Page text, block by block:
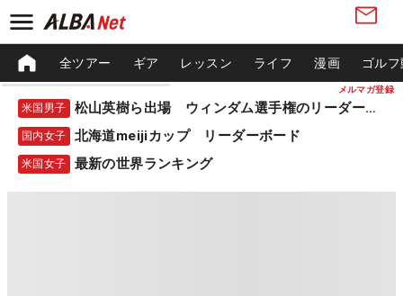
メルマガ登録
全ツアー ギア レッスン ライフ 漫画 ゴル
米国男子 松山英樹ら出場 ウィンダム選手権のリーダーボード
国内女子 北海道meijiカップ リーダーボード
米国女子 最新の世界ランキング